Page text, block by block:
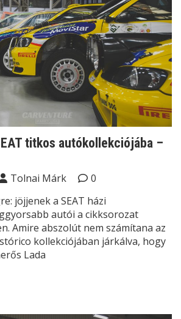
titkos autókollekciójába –
Tolnai Márk
0
jöjjenek a SEAT házi
autói a cikksorozat
Amire abszolút nem számítana az
kollekciójában járkálva, hogy
Lada